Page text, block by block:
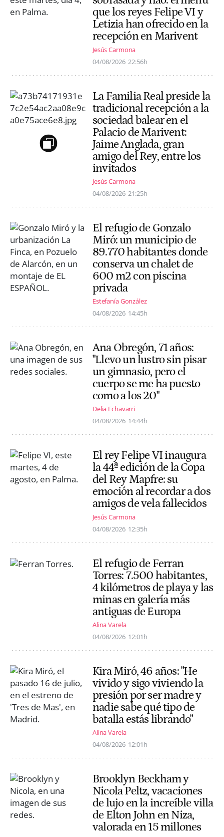
que los reyes Felipe VI y
Letizia han ofrecido en la
recepción en Marivent
Jesús Carmona
04/08/2026 22:56h
La Familia Real preside la
tradicional recepción a la
sociedad balear en el
Palacio de Marivent:
Jaime Anglada, gran
amigo del Rey, entre los
invitados
Jesús Carmona
04/08/2026 21:25h
El refugio de Gonzalo
Miró: un municipio de
89.770 habitantes donde
conserva un chalet de
600 m2 con piscina
privada
Estefanía González
04/08/2026 14:45h
Ana Obregón, 71 años:
"Llevo un lustro sin pisar
un gimnasio, pero el
cuerpo se me ha puesto
como a los 20"
Delia Echavarri
04/08/2026 14:44h
El rey Felipe VI inaugura
la 44ª edición de la Copa
del Rey Mapfre: su
emoción al recordar a dos
amigos de vela fallecidos
Jesús Carmona
04/08/2026 12:35h
El refugio de Ferran
Torres: 7.500 habitantes,
4 kilómetros de playa y las
minas en galería más
antiguas de Europa
Alina Varela
04/08/2026 12:01h
Kira Miró, 46 años: "He
vivido y sigo viviendo la
presión por ser madre y
nadie sabe qué tipo de
batalla estás librando"
Alina Varela
04/08/2026 12:01h
Brooklyn Beckham y
Nicola Peltz, vacaciones
de lujo en la increíble villa
de Elton John en Niza,
valorada en 15 millones